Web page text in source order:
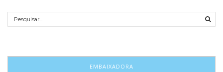
EMBAIXADORA